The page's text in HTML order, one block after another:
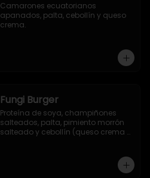
Camarones ecuatorianos
apanados, palta, cebollín y queso
crema.
Fungi Burger
Proteína de soya, champiñones
salteados, palta, pimiento morrón
salteado y cebollín (queso crema